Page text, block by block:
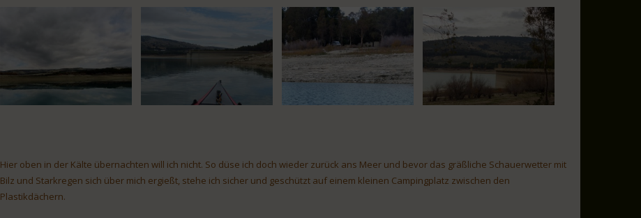
Hier oben in der Kälte übernachten will ich nicht. So düse ich doch wieder zurück ans Meer und bevor das gräßliche Schauerwetter mit
Bilz und Starkregen sich über mich ergießt, stehe ich sicher und geschützt auf einem kleinen Campingplatz zwischen den
Plastikdächern.